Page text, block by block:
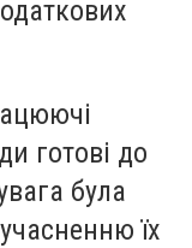
готові до
була
їх